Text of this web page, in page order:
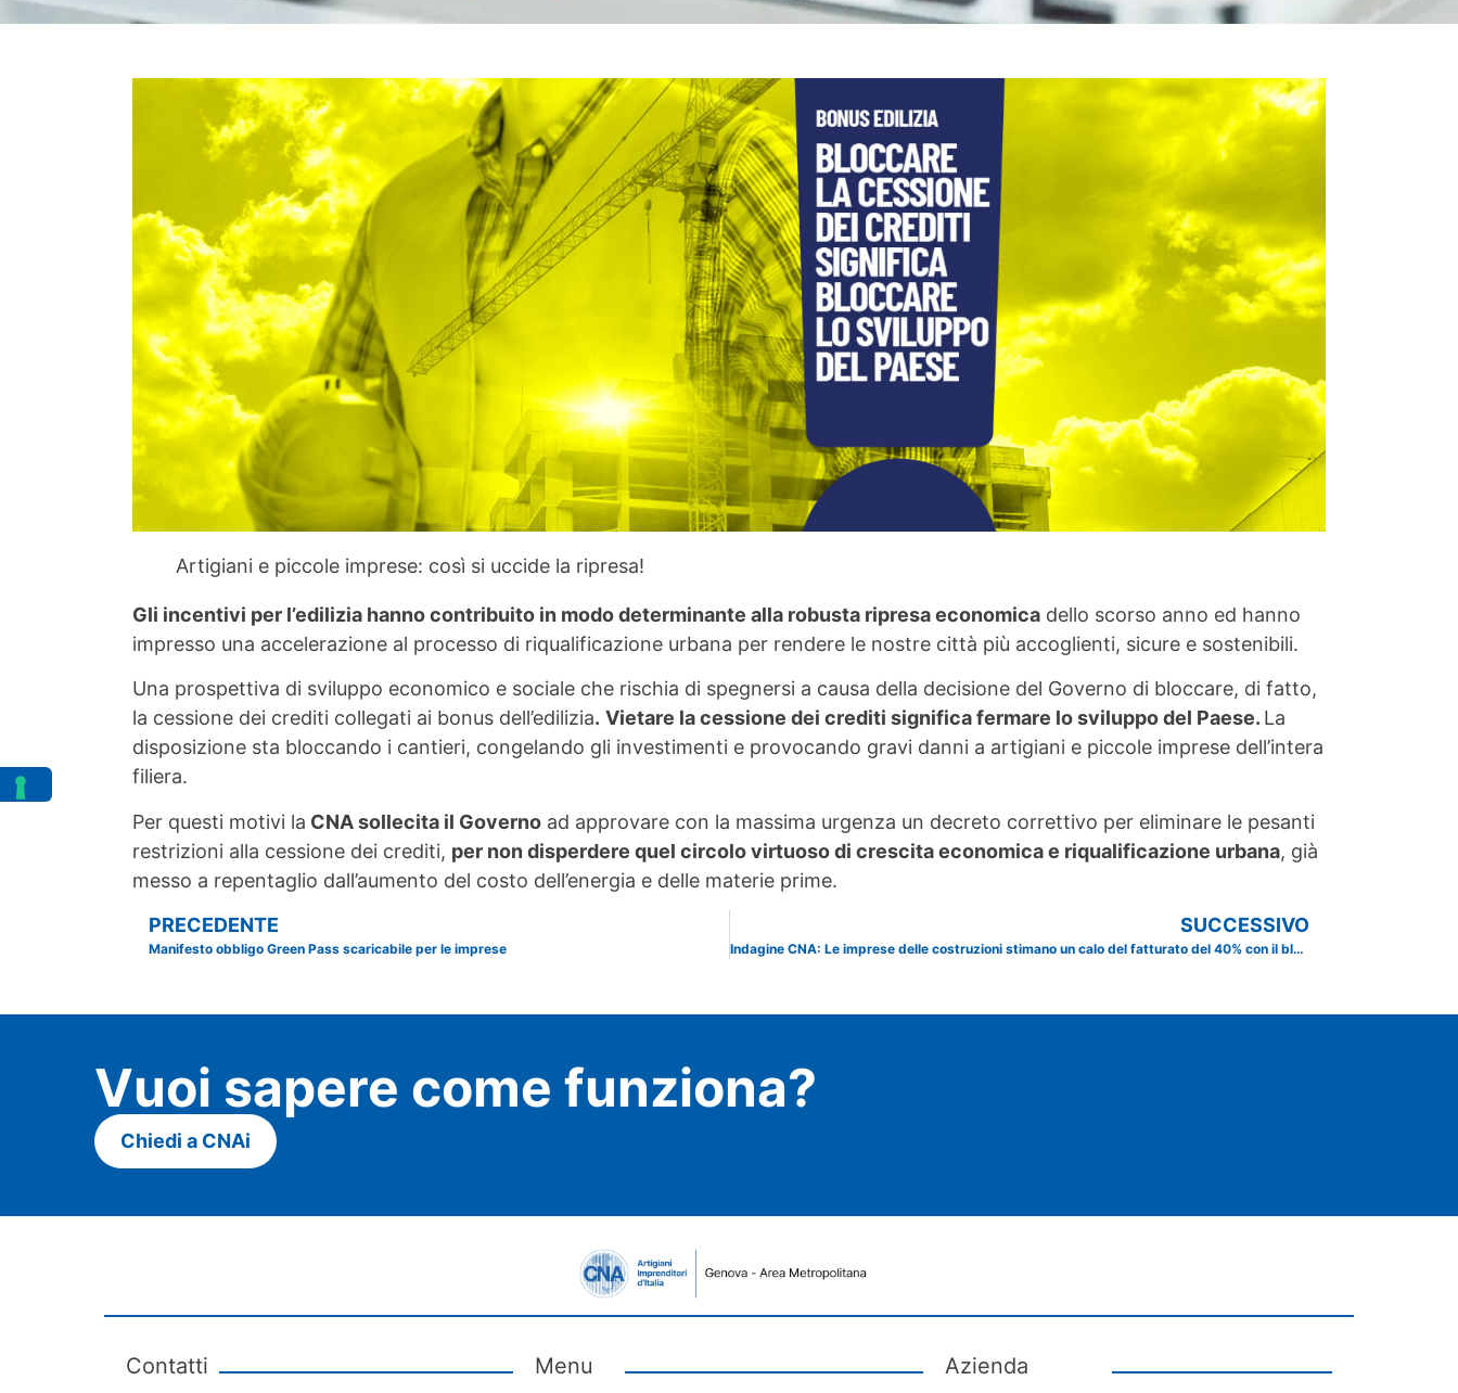
Artigiani e piccole imprese: così si uccide la ripresa!
Gli incentivi per l’edilizia hanno contribuito in modo determinante alla robusta ripresa economica dello scorso anno ed hanno
impresso una accelerazione al processo di riqualificazione urbana per rendere le nostre città più accoglienti, sicure e sostenibili.
Una prospettiva di sviluppo economico e sociale che rischia di spegnersi a causa della decisione del Governo di bloccare, di fatto,
la cessione dei crediti collegati ai bonus dell’edilizia. Vietare la cessione dei crediti significa fermare lo sviluppo del Paese. La
disposizione sta bloccando i cantieri, congelando gli investimenti e provocando gravi danni a artigiani e piccole imprese dell’intera
filiera.
Per questi motivi la CNA sollecita il Governo ad approvare con la massima urgenza un decreto correttivo per eliminare le pesanti
restrizioni alla cessione dei crediti, per non disperdere quel circolo virtuoso di crescita economica e riqualificazione urbana, già
messo a repentaglio dall’aumento del costo dell’energia e delle materie prime.
PRECEDENTE
Manifesto obbligo Green Pass scaricabile per le imprese
SUCCESSIVO
Indagine CNA: Le imprese delle costruzioni stimano un calo del fatturato del 40% con il blocco della cessione dei crediti.
Vuoi sapere come funziona?
Chiedi a CNAi
Contatti Menu Azienda